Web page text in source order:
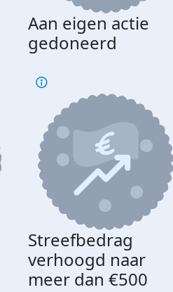
Aan eigen actie
gedoneerd
Streefbedrag
verhoogd naar
meer dan €500